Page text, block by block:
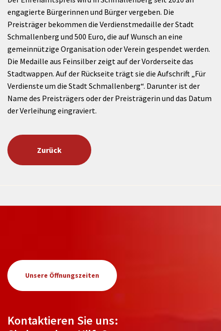
engagierte Bürgerinnen und Bürger vergeben. Die
Preisträger bekommen die Verdienstmedaille der Stadt
Schmallenberg und 500 Euro, die auf Wunsch an eine
gemeinnützige Organisation oder Verein gespendet werden.
Die Medaille aus Feinsilber zeigt auf der Vorderseite das
Stadtwappen. Auf der Rückseite trägt sie die Aufschrift „Für
Verdienste um die Stadt Schmallenberg“. Darunter ist der
Name des Preisträgers oder der Preisträgerin und das Datum
der Verleihung eingraviert.
Zurück
Unsere Öffnungszeiten
Kontaktieren Sie uns: